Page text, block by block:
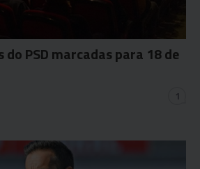
do PSD marcadas para 18 de
1